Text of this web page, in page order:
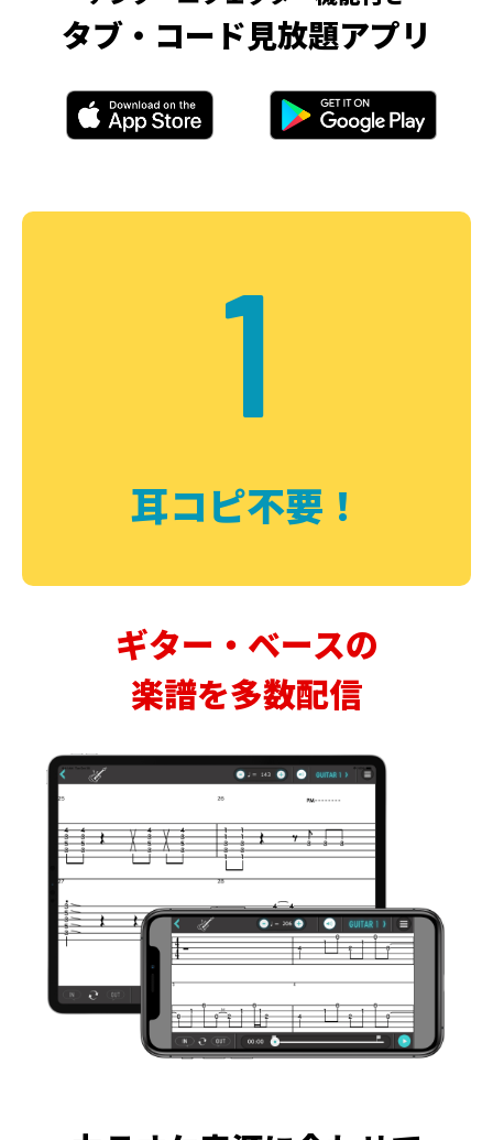
タブ・コード見放題アプリ
1
耳コピ不要！
ギター・ベースの
楽譜を多数配信